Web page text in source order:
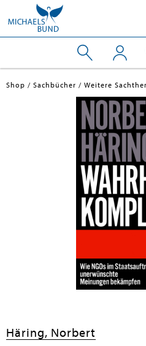
Shop Sachbücher Weitere
Häring, Norbert